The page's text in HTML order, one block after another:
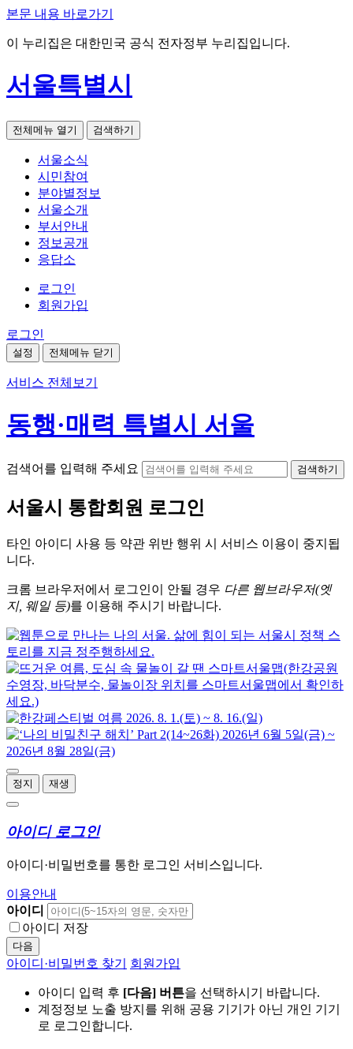
본문 내용 바로가기
이 누리집은 대한민국 공식 전자정부 누리집입니다.
서울특별시
전체메뉴 열기 검색하기
서울소식
시민참여
분야별정보
서울소개
부서안내
정보공개
응답소
로그인
회원가입
로그인
설정 전체메뉴 닫기
서비스 전체보기
동행·매력 특별시 서울
검색어를 입력해 주세요 검색하기
서울시 통합회원 로그인
타인 아이디 사용 등 약관 위반 행위 시 서비스 이용이 중지됩
니다.
크롬 브라우저에서 로그인이 안될 경우 다른 웹브라우저(엣
지, 웨일 등)를 이용해 주시기 바랍니다.
정지 재생
아이디 로그인
아이디·비밀번호를 통한 로그인 서비스입니다.
이용안내
아이디
아이디 저장
다음
아이디·비밀번호 찾기 회원가입
아이디 입력 후 [다음] 버튼을 선택하시기 바랍니다.
계정정보 노출 방지를 위해 공용 기기가 아닌 개인 기기
로 로그인합니다.